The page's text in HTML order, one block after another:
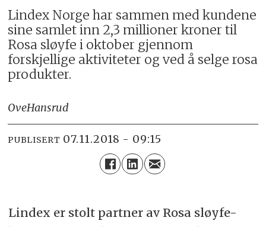
Lindex Norge har sammen med kundene
sine samlet inn 2,3 millioner kroner til
Rosa sløyfe i oktober gjennom
forskjellige aktiviteter og ved å selge rosa
produkter.
OveHansrud
PUBLISERT 07.11.2018 - 09:15
Lindex er stolt partner av Rosa sløyfe-